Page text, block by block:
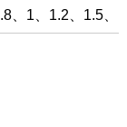
、1、1.2、1.5、